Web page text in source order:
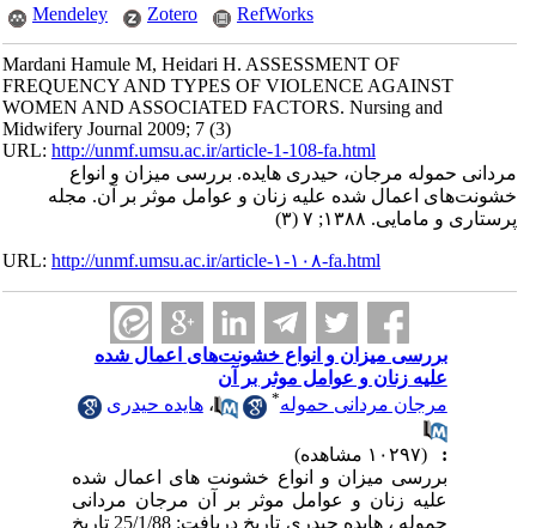
Mendeley
Zotero RefWorks
Mardani Hamule M, Heidari H. ASSESSMENT OF
FREQUENCY AND TYPES OF VIOLENCE AGAINST
WOMEN AND ASSOCIATED FACTORS. Nursing and
Midwifery Journal 2009; 7 (3)
URL:http://unmf.umsu.ac.ir/article-1-108-fa.html
مردانی حموله مرجان، حیدری هایده. بررسی میزان و انواع
خشونت‌های اعمال شده علیه زنان و عوامل موثر بر آن. مجله
پرستاری و مامایی. ۱۳۸۸; ۷ (۳)
URL:http://unmf.umsu.ac.ir/article-۱-۱۰۸-fa.html
بررسی میزان و انواع خشونت‌های اعمال شده
علیه زنان و عوامل موثر بر آن
مرجان مردانی حموله* ،هایده حیدری
بررسی میزان و انواع خشونت های اعمال شده
علیه زنان و عوامل موثر بر آن مرجان مردانی
حموله ، هایده حیدری تاریخ دریافت: 25/1/88 تاریخ